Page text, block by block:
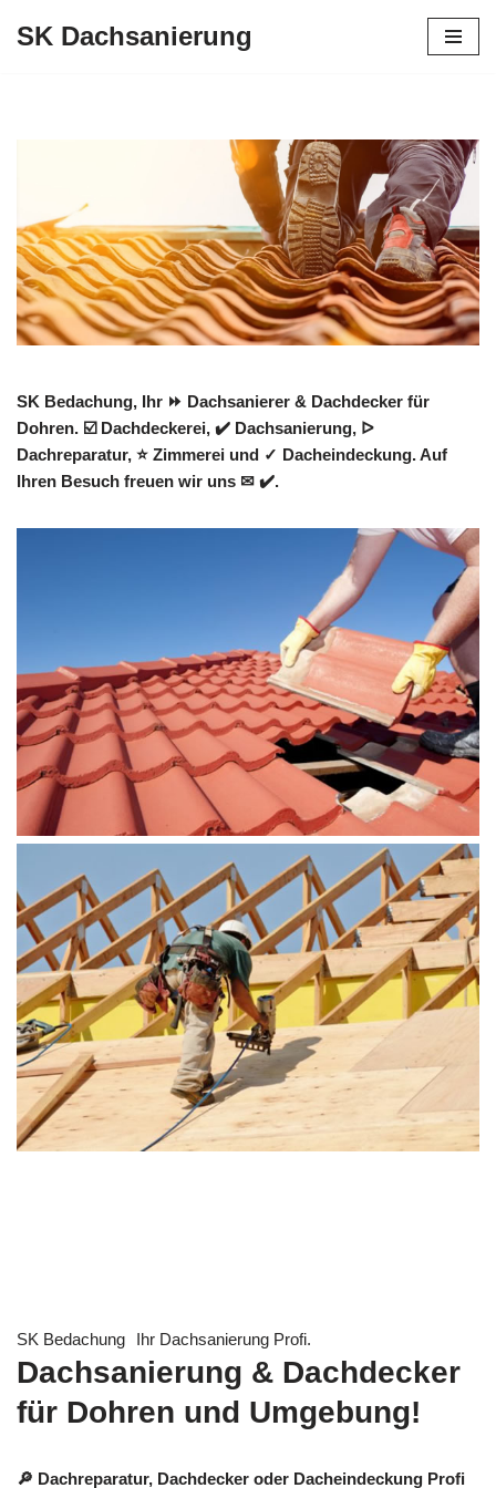
SK Dachsanierung
SK Bedachung, Ihr ⏩ Dachsanierer & Dachdecker für
Dohren. ☑️ Dachdeckerei, ✔️ Dachsanierung, ᐅ
Dachreparatur, ⭐ Zimmerei und ✓ Dacheindeckung. Auf
Ihren Besuch freuen wir uns ✉ ✔️.
SK Bedachung Ihr Dachsanierung Profi.
Dachsanierung & Dachdecker
für Dohren und Umgebung!
🔎 Dachreparatur, Dachdecker oder Dacheindeckung Profi